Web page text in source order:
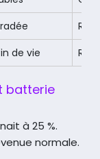
de vie
batterie
à 25 %.
normale.